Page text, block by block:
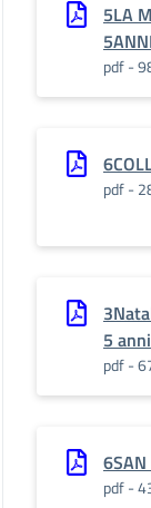
5LA
5ANNI
pdf -
pdf -
5 anni
pdf -
pdf -